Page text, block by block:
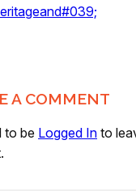
A COMMENT
to be Logged In to